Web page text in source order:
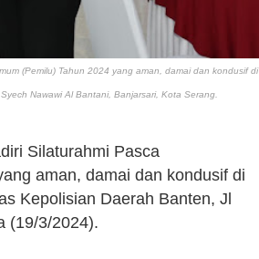
(Pemilu) Tahun 2024 yang aman, damai dan kondusif di
Nawawi Al Bantani, Banjarsari, Kota Serang.
Silaturahmi Pasca
aman, damai dan kondusif di
Kepolisian Daerah Banten, Jl
(19/3/2024).